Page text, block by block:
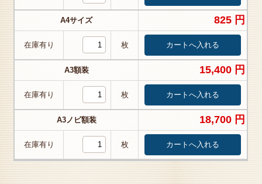
A4サイズ 825 円
在庫有り 枚
A3額装 15,400 円
在庫有り 枚
A3ノビ額装 18,700 円
在庫有り 枚